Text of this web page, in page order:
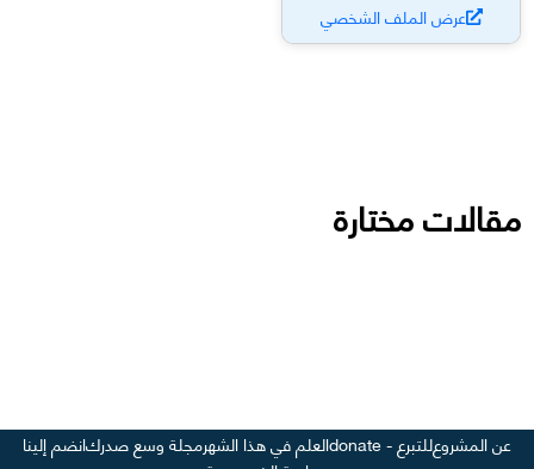
عرض الملف الشخصي
مقالات مختارة
عن المشروعللتبرع - donate العلم في هذا الشهرمجلة وسع صدركانضم إلينا